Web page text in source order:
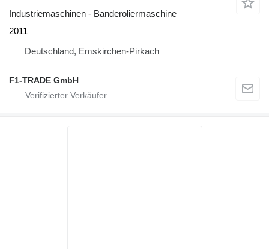
Industriemaschinen - Banderoliermaschine
2011
Deutschland, Emskirchen-Pirkach
F1-TRADE GmbH